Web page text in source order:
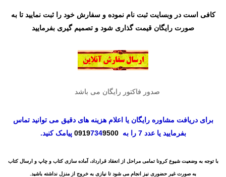
کافی است در وبسایت ثبت نام نموده و سفارش خود را ثبت نمایید تا به
صورت رایگان قیمت گذاری شود و تصمیم گیری بفرمایید
صدور فاکتور رایگان می باشد
برای دریافت مشاوره رایگان یا اعلام هزینه های دقیق می توانید تماس
بفرمایید یا عدد 7 را به
09197349500 پیامک کنید.
با توجه به وضعیت شیوع کرونا تمامی مراحل از انعقاد قرارداد، آماده سازی کتاب و چاپ و ارسال کتاب
به صورت غیر حضوری نیز انجام می شود تا نیازی به خروج از منزل نداشته باشید.